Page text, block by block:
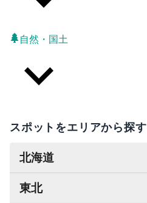
自然・国土
スポットをエリアから探す
北海道
東北